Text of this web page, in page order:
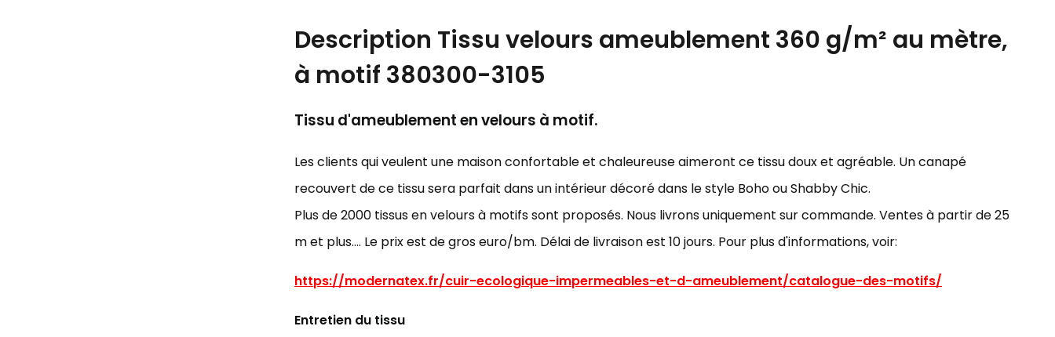
Description Tissu velours ameublement 360 g/m² au mètre,
à motif 380300-3105
Tissu d'ameublement en velours à motif.
Les clients qui veulent une maison confortable et chaleureuse aimeront ce tissu doux et agréable. Un canapé
recouvert de ce tissu sera parfait dans un intérieur décoré dans le style Boho ou Shabby Chic.
Plus de 2000 tissus en velours à motifs sont proposés. Nous livrons uniquement sur commande. Ventes à partir de 25
m et plus…. Le prix est de gros euro/bm. Délai de livraison est 10 jours. Pour plus d'informations, voir:
https://modernatex.fr/cuir-ecologique-impermeables-et-d-ameublement/catalogue-des-motifs/
Entretien du tissu